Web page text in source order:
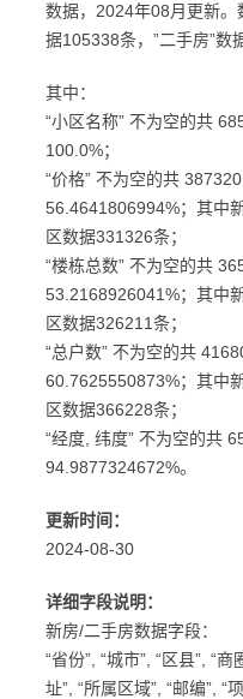
数据，2024年08月更新。
据105338条，”二手房”数
其中：
“小区名称” 不为空的共
100.0%；
“价格” 不为空的共
56.4641806994%；其中
区数据331326条；
“楼栋总数” 不为空的共
53.2168926041%；其中
区数据326211条；
“总户数” 不为空的共
60.7625550873%；其中
区数据366228条；
“经度, 纬度” 不为空的共
94.9877324672%。
更新时间：
2024-08-30
详细字段说明：
新房/二手房数据字段：
“省份”, “城市”, “区县”, “
址”, “所属区域”, “邮编”, “